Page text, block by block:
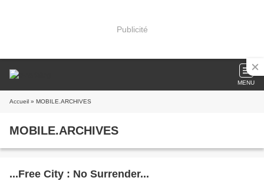
Publicité
MENU
Accueil » MOBILE.ARCHIVES
MOBILE.ARCHIVES
...Free City : No Surrender...